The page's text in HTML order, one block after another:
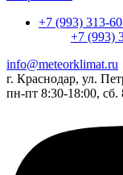
+7 (993) 313-
+7 (993)
info@meteorklimat.ru
г. Краснодар, ул.
пн-пт 8:30-18:00,